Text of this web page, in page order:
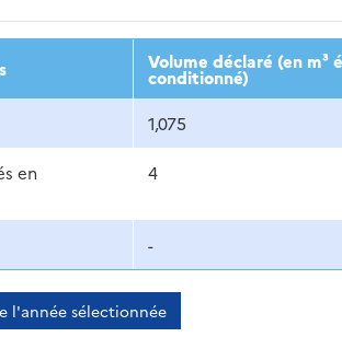
2015 2016
Volume déclaré (en m³
conditionné)
1,075
en
4
-
l'année sélectionnée